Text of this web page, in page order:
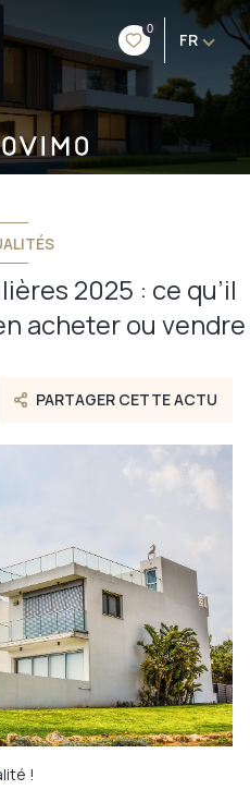
0
FR
2025 : ce qu’il
acheter ou vendre
PARTAGER CETTE ACTU
!